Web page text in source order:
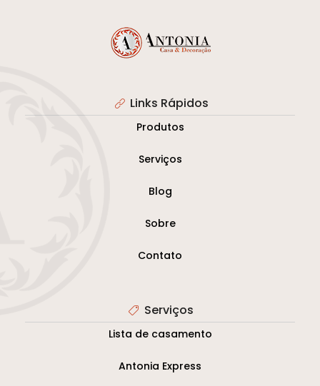
Links Rápidos
Produtos
Serviços
Blog
Sobre
Contato
Serviços
Lista de casamento
Antonia Express